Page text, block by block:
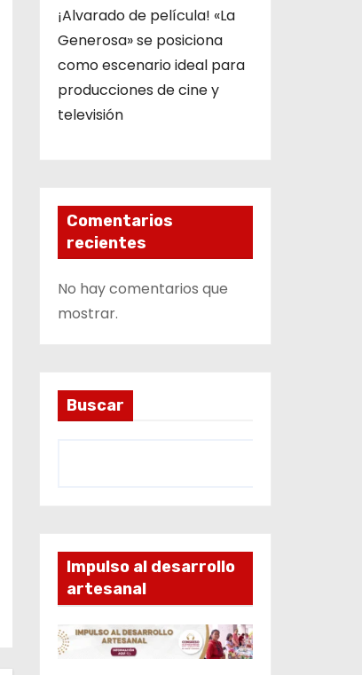
¡Alvarado de película! «La
Generosa» se posiciona
como escenario ideal para
producciones de cine y
televisión
Comentarios
recientes
No hay comentarios que
mostrar.
Buscar
Impulso al desarrollo
artesanal